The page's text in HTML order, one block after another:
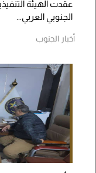
​عقدت الهيئة
الجنوبي العربي...
أخبار الجنوب